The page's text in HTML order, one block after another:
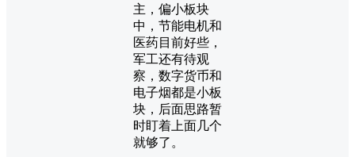
主，偏小板块
中，节能电机和
医药目前好些，
军工还有待观
察，数字货币和
电子烟都是小板
块，后面思路暂
时盯着上面几个
就够了。